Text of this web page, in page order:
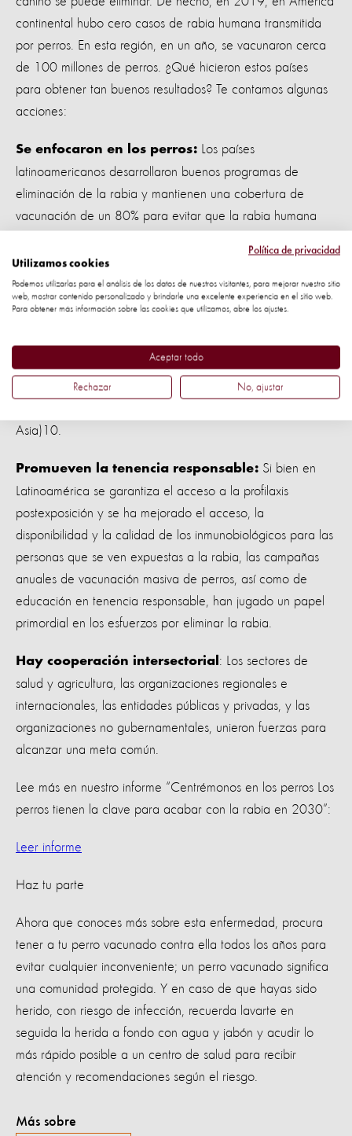
continental hubo cero casos de rabia humana transmitida
por perros. En esta región, en un año, se vacunaron cerca
de 100 millones de perros. ¿Qué hicieron estos países
para obtener tan buenos resultados? Te contamos algunas
acciones:
Se enfocaron en los perros:
Los países
latinoamericanos desarrollaron buenos programas de
eliminación de la rabia y mantienen una cobertura de
vacunación de un 80% para evitar que la rabia humana
calidad, como vacunas inactivas producidas en cultivos
celulares.
aproximadamente 11.4 centavos de dólar estadounidense
per cápita en vacunación canina (en comparación con un
1.4 centavos de dólar estadounidense per cápita en África
Asia)10.
Promueven la tenencia responsable: Si bien en
Latinoamérica se garantiza el acceso a la profilaxis
postexposición y se ha mejorado el acceso, la
disponibilidad y la calidad de los inmunobiológicos para las
personas que se ven expuestas a la rabia, las campañas
anuales de vacunación masiva de perros, así como de
educación en tenencia responsable, han jugado un papel
primordial en los esfuerzos por eliminar la rabia.
Hay cooperación intersectorial : Los sectores de
salud y agricultura, las organizaciones regionales e
internacionales, las entidades públicas y privadas, y las
organizaciones no gubernamentales, unieron fuerzas para
alcanzar una meta común.
Lee más en nuestro informe “Centrémonos en los perros Los
perros tienen la clave para acabar con la rabia en 2030”:
Leer informe
Haz tu parte
Ahora que conoces más sobre esta enfermedad, procura
tener a tu perro vacunado contra ella todos los años para
evitar cualquier inconveniente; un perro vacunado significa
una comunidad protegida. Y en caso de que hayas sido
herido, con riesgo de infección, recuerda lavarte en
seguida la herida a fondo con agua y jabón y acudir lo
más rápido posible a un centro de salud para recibir
atención y recomendaciones según el riesgo.
Más sobre
Política de privacidad
Utilizamos cookies
Podemos utilizarlas para el análisis de los datos de nuestros visitantes, para mejorar nuestro sitio
web, mostrar contenido personalizado y brindarle una excelente experiencia en el sitio web.
Para obtener más información sobre las cookies que utilizamos, abre los ajustes.
Aceptar todo
Rechazar No, ajustar